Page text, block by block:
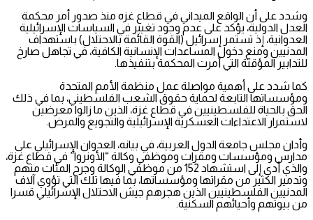
وشدد على أن الواقع الميداني في قطاع غزه منذ صدور أمر محكمة
العدل الدولية، يؤكد على عدم وجود تغيير في السياسات الإسرائيلية
العدوانية، إذ تستمر إسرائيل (القوة القائمة بالاحتلال) باستهداف
المدنيين ومنع دخول المساعدات الإنسانية الكافية، في تجاهل صارخ
للتدابير المؤقتة التي أمرت المحكمة بتنفيذها.
كما شدد على أهمية مواصلة عمل منظمة الأمم المتحدة
ومؤسساتها التابعة لحماية حقوق الشعب الفلسطيني، بما في ذلك
الحق بالحياة للفلسطينيين في قطاع غزة، الذين ما زالوا معرضين
لاستمرار الاعتداءات العسكرية الإسرائيلية والتجويع والمرض.
وأدان مجلس جامعة الدول العربية، في بيانه، العدوان الإسرائيلي على
مدارس ومؤسسات ومقرات وموظفي وكالة “الأونروا” في قطاع غزة،
والذي أدى إلى استشهاد 152 من موظفي الوكالة وجرح المئات منهم
وتدمير الكثير من مقراتها ومؤسساتها، بما فيها تلك التي تؤوي آلاف
المدنيين الفلسطينيين الذين هجرهم جيش الاحتلال الإسرائيلي قسرا
من بيوتهم وأحيائهم السكنية.